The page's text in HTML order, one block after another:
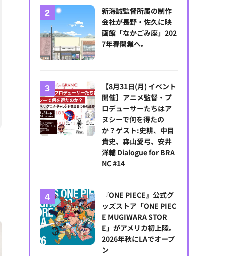
OFFICE NOTEBOOK 2,740円（税抜）
新海誠監督所属の制作
会社が長野・佐久に映
画館「なかごみ座」202
7年春開業へ。
【8月31日(月) イベント
開催】アニメ監督・プ
ロデューサーたちはア
ヌシーで何を得たの
か？ゲスト:史耕、中目
貴史、森山愛弓、安井
洋輔 Dialogue for BRA
NC #14
『ONE PIECE』公式グ
ッズストア「ONE PIEC
E MUGIWARA STOR
E」がアメリカ初上陸。
2026年秋にLAでオープ
ン